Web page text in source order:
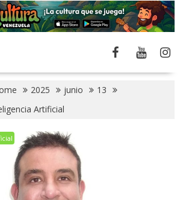
2025 junio
13
Artificial